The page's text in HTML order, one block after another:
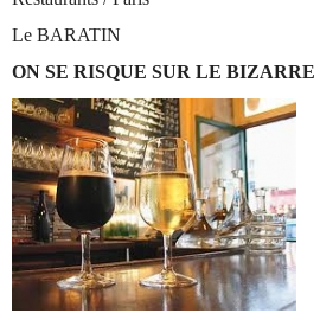
Le BARATIN
ON SE RISQUE SUR LE BIZARRE